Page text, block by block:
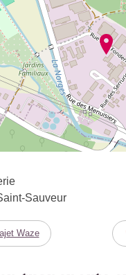
Sauveur
Waze